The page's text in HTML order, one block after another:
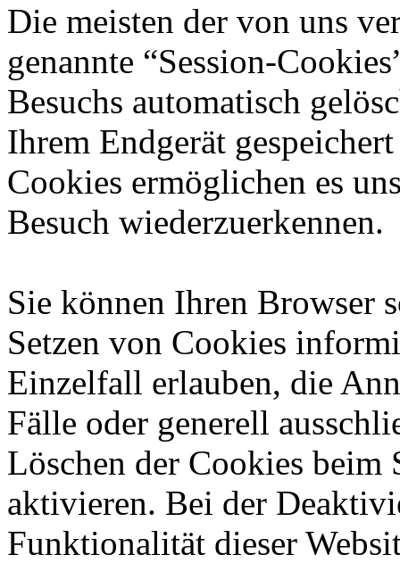
Die meisten der von uns
genannte “Session-
Besuchs automatisch
Ihrem Endgerät
Cookies ermöglichen es
Besuch wiederzuerkennen.
Sie können Ihren Browser
Setzen von Cookies
Einzelfall erlauben, die
Fälle oder generell
Löschen der Cookies beim
aktivieren. Bei der
Funktionalität dieser